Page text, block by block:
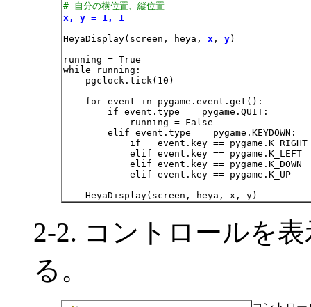
# 自分の横位置、縦位置
x, y = 1, 1
HeyaDisplay(screen, heya, x , y)
running = True
while running:
    pgclock.tick(10)
    for event in pygame.event.get():
        if event.type == pygame.QUIT:
            running = False
        elif event.type == pygame.KEYDOWN:
if   event.key ==
elif event.key == pygame.K_LEFT
elif event.key == pygame.K_DOWN
elif event.key == pygame.K_UP
2-2. コントロールを
る。